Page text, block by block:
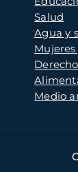
Salud
Agua y
Medio